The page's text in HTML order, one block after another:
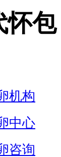
怀包
机构
中心
咨询